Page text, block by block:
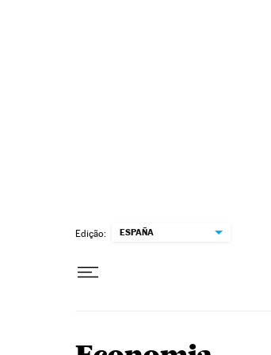
Edição: ESPAÑA